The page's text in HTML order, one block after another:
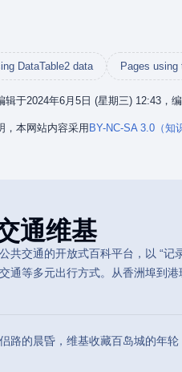
DataTable2 data Pages using
辑于2024年6月5日 (星期三) 12:43，
，本网站内容采用BY-NC-SA 3.0（知
通维基
共交通的开放式百科平台，以 “
通等多元出行方式。从香洲埠到
路的晨昏，维基收藏百岛城的年轮